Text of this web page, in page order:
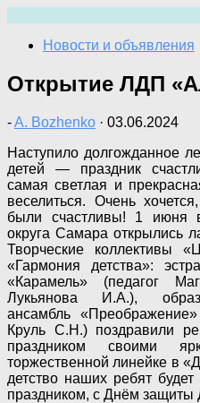
содержимому
Новости и объявления
Открытие ЛДП
-A. Bozhenko · 03.06.2024
Наступило долгожданное
детей — праздник
самая светлая и
веселиться. Очень
были счастливы! 1 июня
округа Самара открылись
Творческие коллективы
«Гармония детства»:
«Карамель» (педагог
Лукьянова И.А.),
ансамбль
Круль С.Н.) поздравили
праздником своими
торжественной линейке в
детство наших ребят
праздником, с Днём защиты